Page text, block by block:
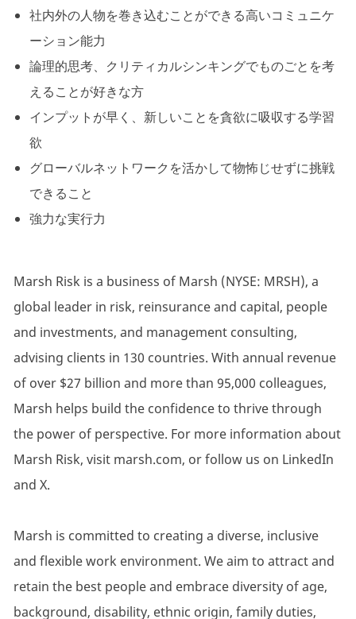
社内外の人物を巻き込むことができる高いコミュニケ
ーション能力
論理的思考、クリティカルシンキングでものごとを考
えることが好きな方
インプットが早く、新しいことを貪欲に吸収する学習
欲
グローバルネットワークを活かして物怖じせずに挑戦
できること
強力な実行力
Marsh Risk is a business of Marsh (NYSE: MRSH), a
global leader in risk, reinsurance and capital, people
and investments, and management consulting,
advising clients in 130 countries. With annual revenue
of over $27 billion and more than 95,000 colleagues,
Marsh helps build the confidence to thrive through
the power of perspective. For more information about
Marsh Risk, visit marsh.com, or follow us on LinkedIn
and X.
Marsh is committed to creating a diverse, inclusive
and flexible work environment. We aim to attract and
retain the best people and embrace diversity of age,
background, disability, ethnic origin, family duties,